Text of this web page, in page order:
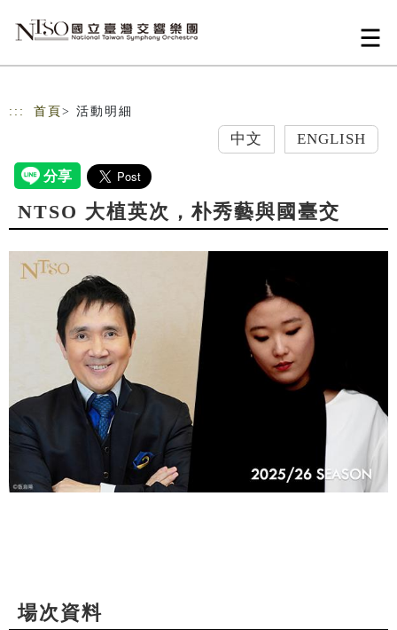
::: 首頁 > 活動明細
中文 ENGLISH
NTSO 大植英次，朴秀藝與國臺交
場次資料